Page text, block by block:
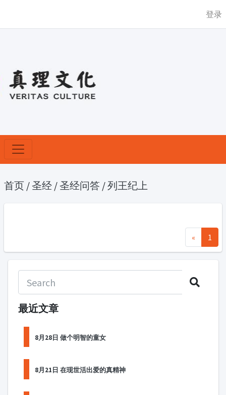
登录
首页 /圣经 /圣经问答 /列王纪上
« 1
最近文章
8月28日 做个明智的童女
8月21日 在现世活出爱的真精神